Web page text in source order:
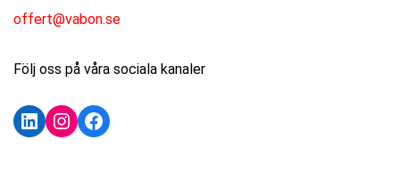
offert@vabon.se
Följ oss på våra sociala kanaler
LinkedIn
Instagram
Facebook